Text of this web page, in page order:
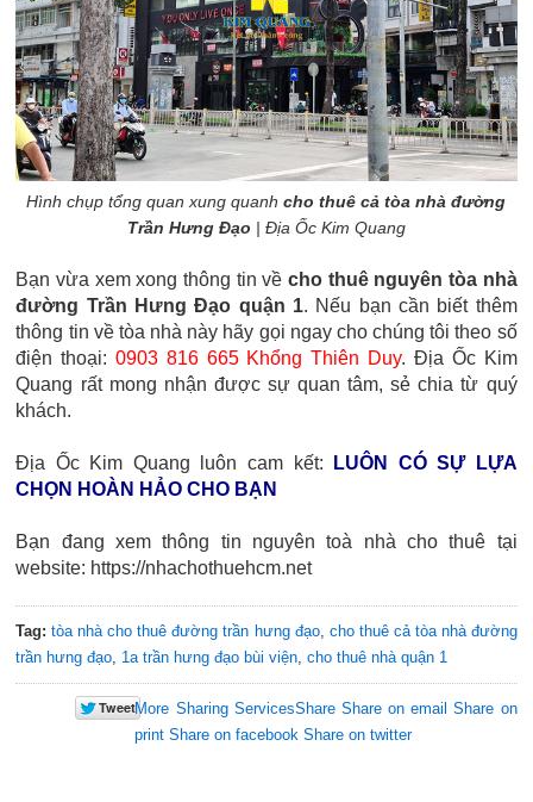
Hình chụp tổng quan xung quanhcho thuê cả tòa nhà đường
Trần Hưng Đạo | Địa Ốc Kim Quang
Bạn vừa xem xong thông tin về cho thuê nguyên tòa nhà
đường Trần Hưng Đạo quận 1. Nếu bạn cần biết thêm
thông tin về tòa nhà này hãy gọi ngay cho chúng tôi theo số
điện thoại:0903 816 665 Khổng Thiên Duy. Địa Ốc Kim
Quang rất mong nhận được sự quan tâm, sẻ chia từ quý
khách.
Địa Ốc Kim Quang luôn cam kết:
LUÔN CÓ SỰ LỰA
CHỌN HOÀN HẢO CHO BẠN
Bạn đang xem thông tin nguyên toà nhà cho thuê tại
website: https://nhachothuehcm.net
Tag: tòa nhà cho thuê đường trần hưng đạo, cho thuê cả tòa nhà đường
trần hưng đạo, 1a trần hưng đạo bùi viện,cho thuê nhà quận 1
More Sharing ServicesShare Share on email
Share on
print Share on facebook Share on twitter